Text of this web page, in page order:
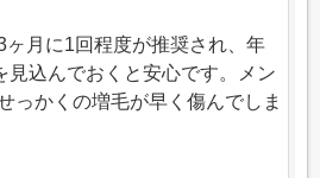
月に1回程度が推奨され、年
見込んでおくと安心です。メン
っかくの増毛が早く傷んでしま